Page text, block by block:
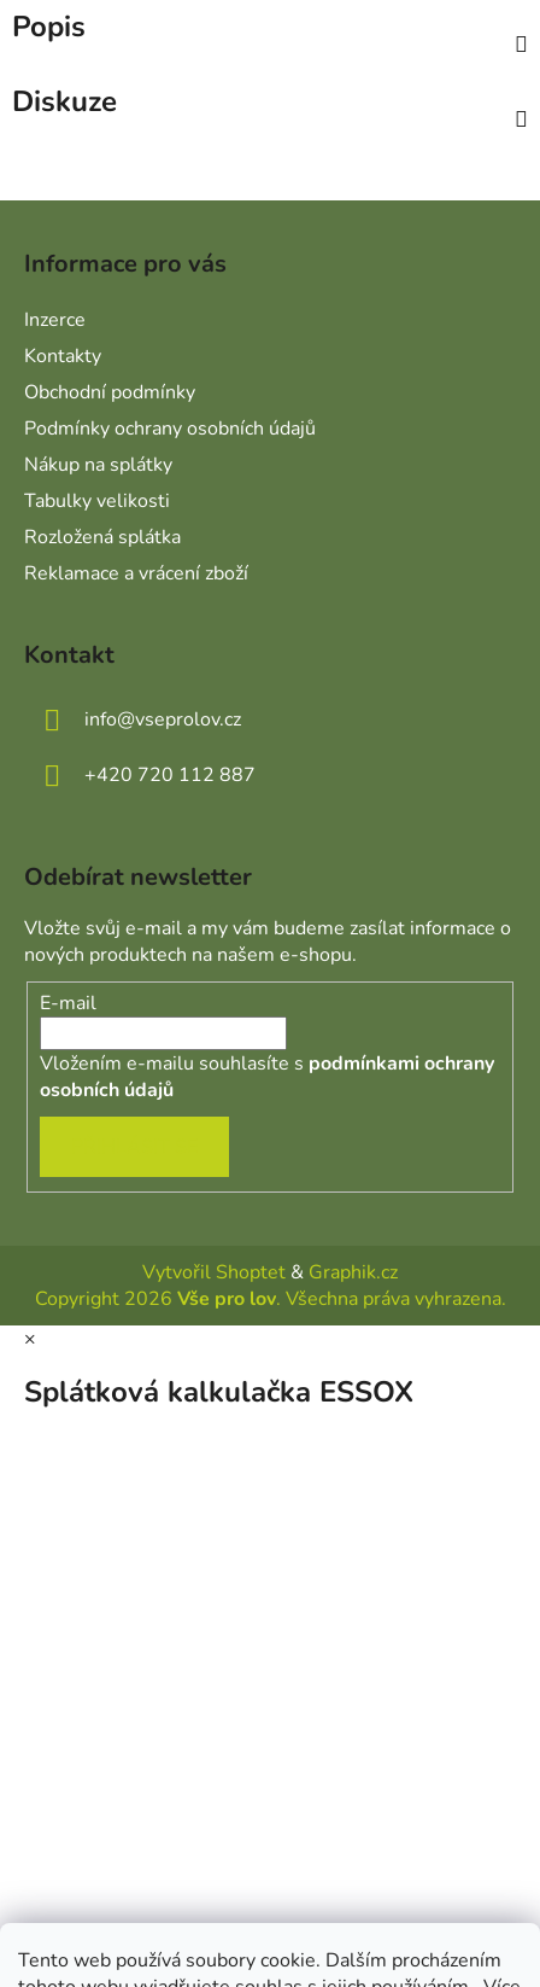
Tento web používá soubory cookie. Dalším procházením
Popis
Diskuze
Informace pro vás
Inzerce
Kontakty
Obchodní podmínky
Podmínky ochrany osobních údajů
Nákup na splátky
Tabulky velikosti
Rozložená splátka
Reklamace a vrácení zboží
Kontakt
info@vseprolov.cz
+420 720 112 887
Odebírat newsletter
Vložte svůj e-mail a my vám budeme zasílat informace o
nových produktech na našem e-shopu.
E-mail
Vložením e-mailu souhlasíte s podmínkami ochrany
osobních údajů
Vytvořil Shoptet & Graphik.cz
Copyright 2026 Vše pro lov. Všechna práva vyhrazena.
×
Splátková kalkulačka ESSOX